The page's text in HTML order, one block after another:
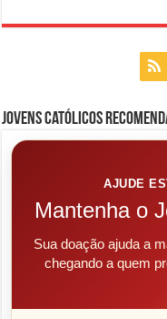
Jovens Católicos
AJUDE
Mantenha o
Sua doação ajuda a
chegando a quem